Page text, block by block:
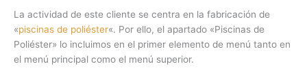
La actividad de este cliente se centra en la fabricación de
«piscinas de poliéster«. Por ello, el apartado «Piscinas de
Poliéster» lo incluimos en el primer elemento de menú tanto en
el menú principal como el menú superior.